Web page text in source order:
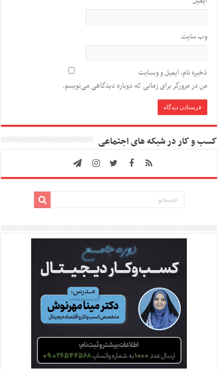
وب‌ سایت
ذخیره نام، ایمیل و وبسایت
من در مرورگر برای زمانی که دوباره دیدگاهی می‌نویسم.
کسب و کار در شبکه های اجتماعی